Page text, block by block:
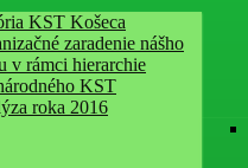
KST Košeca
zaradenie nášho
v rámci hierarchie
KST
roka 2016